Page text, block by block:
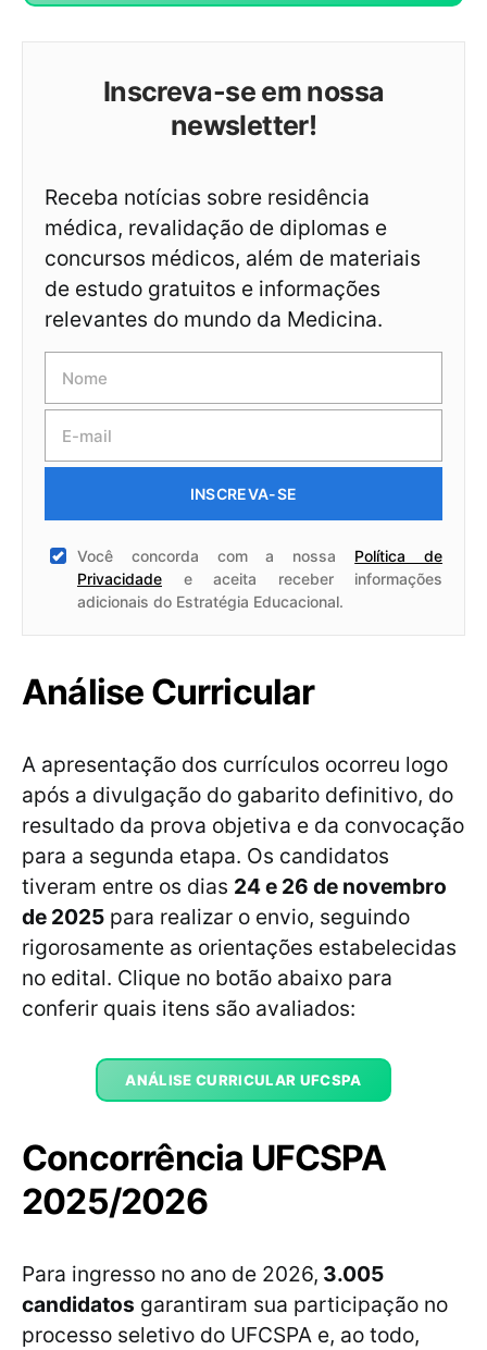
Inscreva-se em nossa
newsletter!
Receba notícias sobre residência
médica, revalidação de diplomas e
concursos médicos, além de materiais
de estudo gratuitos e informações
relevantes do mundo da Medicina.
INSCREVA-SE
Você concorda com a nossa Política de
Privacidade e aceita receber informações
adicionais do Estratégia Educacional.
Análise Curricular
A apresentação dos currículos ocorreu logo
após a divulgação do gabarito definitivo, do
resultado da prova objetiva e da convocação
para a segunda etapa. Os candidatos
tiveram entre os dias 24 e 26 de novembro
de 2025 para realizar o envio, seguindo
rigorosamente as orientações estabelecidas
no edital. Clique no botão abaixo para
conferir quais itens são avaliados:
ANÁLISE CURRICULAR UFCSPA
Concorrência UFCSPA
2025/2026
Para ingresso no ano de 2026, 3.005
candidatos garantiram sua participação no
processo seletivo do UFCSPA e, ao todo,